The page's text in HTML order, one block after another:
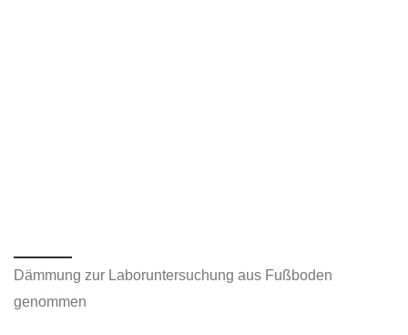
Dämmung zur Laboruntersuchung aus Fußboden
genommen